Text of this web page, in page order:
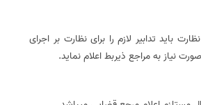
باید تدابیر لازم را برای نظارت بر اجرای
نیاز به مراجع ذی­ربط اعلام نماید.